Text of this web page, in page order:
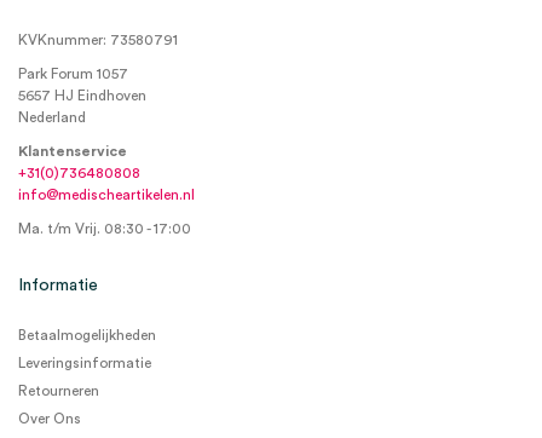
KVKnummer: 73580791
Park Forum 1057
5657 HJ Eindhoven
Nederland
Klantenservice
+31(0)736480808
info@medischeartikelen.nl
Ma. t/m Vrij. 08:30 - 17:00
Informatie
Betaalmogelijkheden
Leveringsinformatie
Retourneren
Over Ons